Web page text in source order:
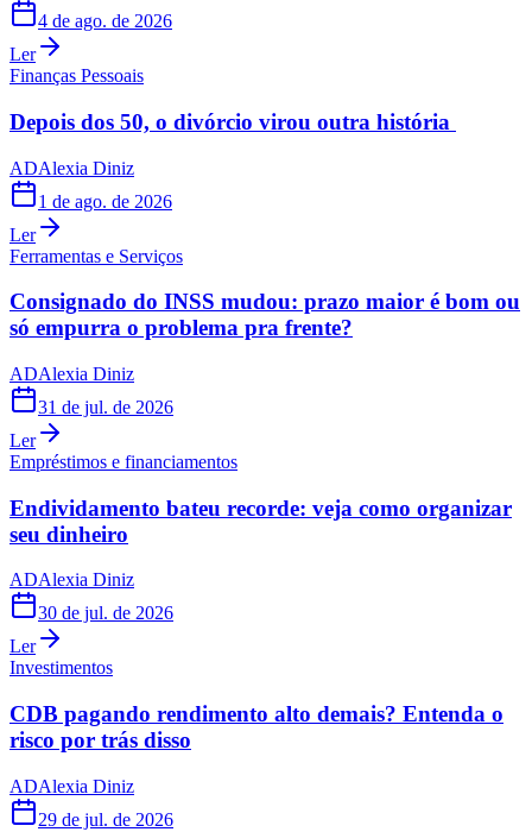
4 de ago. de 2026
Ler
Finanças Pessoais
Depois dos 50, o divórcio virou outra história
ADAlexia Diniz
1 de ago. de 2026
Ler
Ferramentas e Serviços
Consignado do INSS mudou: prazo maior é bom ou
só empurra o problema pra frente?
ADAlexia Diniz
31 de jul. de 2026
Ler
Empréstimos e financiamentos
Endividamento bateu recorde: veja como organizar
seu dinheiro
ADAlexia Diniz
30 de jul. de 2026
Ler
Investimentos
CDB pagando rendimento alto demais? Entenda o
risco por trás disso
ADAlexia Diniz
29 de jul. de 2026